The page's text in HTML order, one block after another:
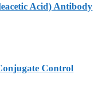
Acid) Antibody
Control